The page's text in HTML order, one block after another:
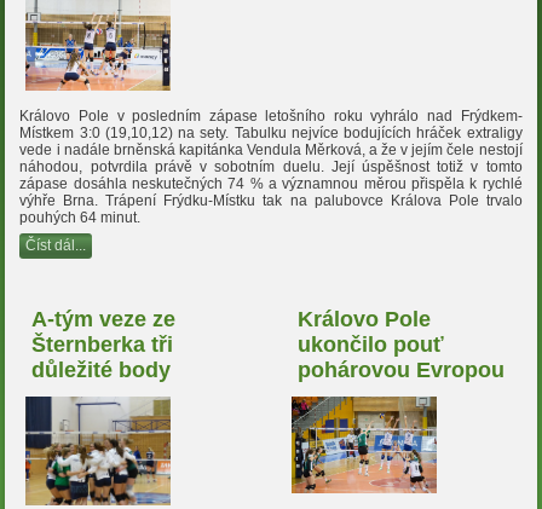
Královo Pole v posledním zápase letošního roku vyhrálo nad Frýdkem-
Místkem 3:0 (19,10,12) na sety. Tabulku nejvíce bodujících hráček extraligy
vede i nadále brněnská kapitánka Vendula Měrková, a že v jejím čele nestojí
náhodou, potvrdila právě v sobotním duelu. Její úspěšnost totiž v tomto
zápase dosáhla neskutečných 74 % a významnou měrou přispěla k rychlé
výhře Brna. Trápení Frýdku-Místku tak na palubovce Králova Pole trvalo
pouhých 64 minut.
Číst dál...
A-tým veze ze
Šternberka tři
důležité body
Královo Pole
ukončilo pouť
pohárovou Evropou